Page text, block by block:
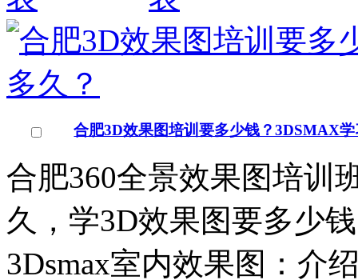
合肥3D效果图培训要多少钱？3DSMAX
合肥360全景效果图培训